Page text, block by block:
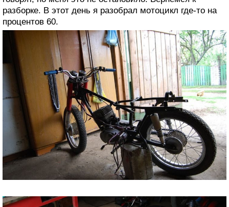
разборке. В этот день я разобрал мотоцикл где-то на
процентов 60.